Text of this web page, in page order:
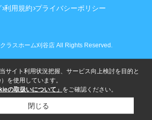
利用規約 プライバシーポリシー
ラスホーム刈谷店 All Rights Reserved.
サイト利用状況把握、サービス向上検討を目的と
を使用しています。
の取扱いについて」 をご確認ください。
閉じる